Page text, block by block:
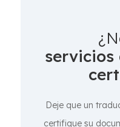
servicios
Deje que un
certifique su